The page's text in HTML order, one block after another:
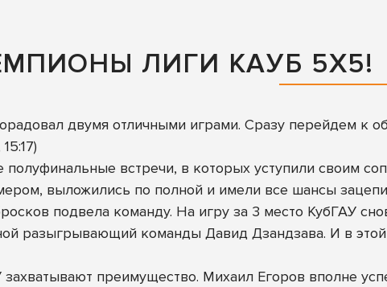
ЛИГИ КАУБ 5Х5!
двумя отличными играми. Сразу перейдем к
встречи, в которых уступили своим
выложились по полной и имели все шансы
подвела команду. На игру за 3 место КубГАУ
разыгрывающий команды Давид Дзандзава. И в этой
преимущество. Михаил Егоров вполне